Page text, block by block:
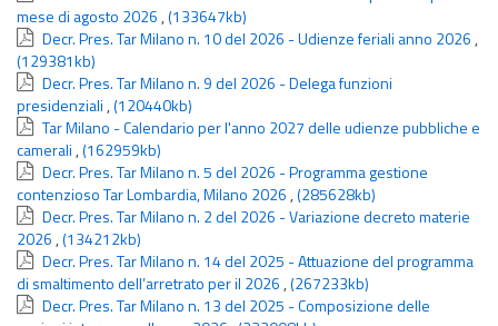
mese di agosto 2026 ,(133647kb)
Decr. Pres. Tar Milano n. 10 del 2026 - Udienze feriali anno 2026 ,
(129381kb)
Decr. Pres. Tar Milano n. 9 del 2026 - Delega funzioni
presidenziali ,(120440kb)
Tar Milano - Calendario per l'anno 2027 delle udienze pubbliche e
camerali ,(162959kb)
Decr. Pres. Tar Milano n. 5 del 2026 - Programma gestione
contenzioso Tar Lombardia, Milano 2026 ,(285628kb)
Decr. Pres. Tar Milano n. 2 del 2026 - Variazione decreto materie
2026 ,(134212kb)
Decr. Pres. Tar Milano n. 14 del 2025 - Attuazione del programma
di smaltimento dell’arretrato per il 2026 ,(267233kb)
Decr. Pres. Tar Milano n. 13 del 2025 - Composizione delle